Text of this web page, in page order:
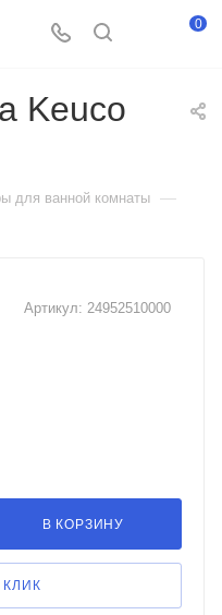
0
Keuco
для ванной комнаты —
Артикул: 24952510000
В КОРЗИНУ
КЛИК